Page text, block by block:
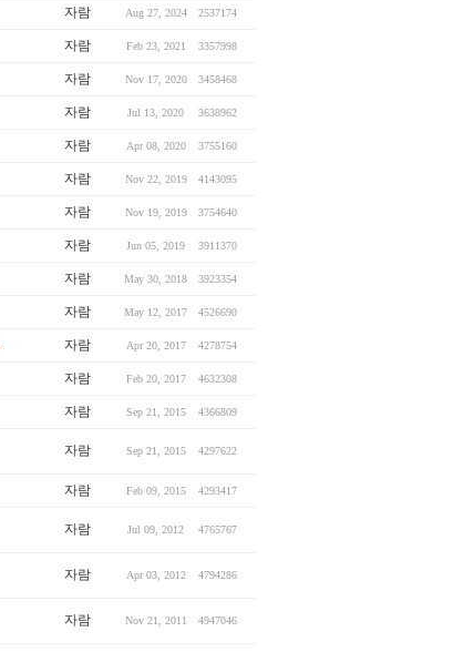
자람 Aug 27, 2024 2537174
자람 Feb 23, 2021 3357998
자람 Nov 17, 2020 3458468
자람 Jul 13, 2020 3638962
자람 Apr 08, 2020 3755160
자람 Nov 22, 2019 4143095
자람 Nov 19, 2019 3754640
자람 Jun 05, 2019 3911370
자람 May 30, 2018 3923354
자람 May 12, 2017 4526690
자람 Apr 20, 2017 4278754
자람 Feb 20, 2017 4632308
자람 Sep 21, 2015 4366809
자람 Sep 21, 2015 4297622
자람 Feb 09, 2015 4293417
자람 Jul 09, 2012 4765767
자람 Apr 03, 2012 4794286
자람 Nov 21, 2011 4947046